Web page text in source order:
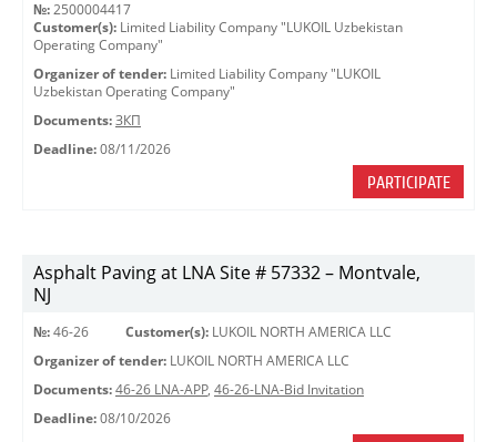
№: 2500004417
Customer(s): Limited Liability Company "LUKOIL Uzbekistan
Operating Company"
Organizer of tender: Limited Liability Company "LUKOIL
Uzbekistan Operating Company"
Documents: ЗКП
Deadline: 08/11/2026
PARTICIPATE
Asphalt Paving at LNA Site # 57332 – Montvale,
NJ
№: 46-26 Customer(s): LUKOIL NORTH AMERICA LLC
Organizer of tender: LUKOIL NORTH AMERICA LLC
Documents: 46-26 LNA-APP, 46-26-LNA-Bid Invitation
Deadline: 08/10/2026